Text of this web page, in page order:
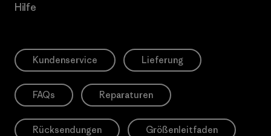
Hilfe
Kundenservice Lieferung
FAQs Reparaturen
Rücksendungen Größenleitfaden